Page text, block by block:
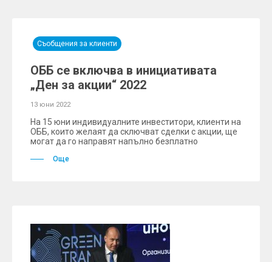
Съобщения за клиенти
ОББ се включва в инициативата
„Ден за акции“ 2022
13 юни 2022
На 15 юни индивидуалните инвеститори, клиенти на
ОББ, които желаят да сключват сделки с акции, ще
могат да го направят напълно безплатно
Още